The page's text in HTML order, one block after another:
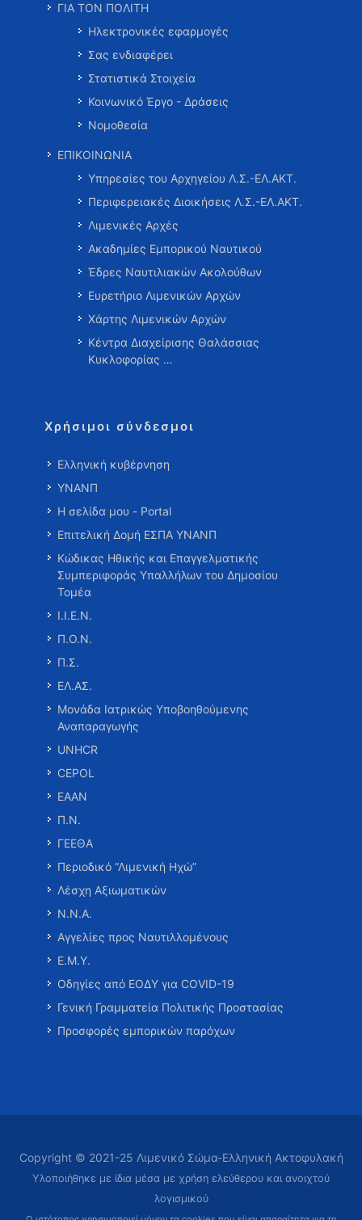
ΓΙΑ ΤΟΝ ΠΟΛΙΤΗ
Ηλεκτρονικές εφαρμογές
Σας ενδιαφέρει
Στατιστικά Στοιχεία
Κοινωνικό Έργο - Δράσεις
Νομοθεσία
ΕΠΙΚΟΙΝΩΝΙΑ
Υπηρεσίες του Αρχηγείου Λ.Σ.-ΕΛ.ΑΚΤ.
Περιφερειακές Διοικήσεις Λ.Σ.-ΕΛ.ΑΚΤ.
Λιμενικές Αρχές
Ακαδημίες Εμπορικού Ναυτικού
Έδρες Ναυτιλιακών Ακολούθων
Ευρετήριο Λιμενικών Αρχών
Χάρτης Λιμενικών Αρχών
Κέντρα Διαχείρισης Θαλάσσιας
Κυκλοφορίας …
Χρήσιμοι σύνδεσμοι
Ελληνική κυβέρνηση
ΥΝΑΝΠ
Η σελίδα μου - Portal
Επιτελική Δομή ΕΣΠΑ ΥΝΑΝΠ
Κώδικας Ηθικής και Επαγγελματικής
Συμπεριφοράς Υπαλλήλων του Δημοσίου
Τομέα
Ι.Ι.Ε.Ν.
Π.Ο.Ν.
Π.Σ.
ΕΛ.ΑΣ.
Μονάδα Ιατρικώς Υποβοηθούμενης
Αναπαραγωγής
UNHCR
CEPOL
ΕΑΑΝ
Π.Ν.
ΓΕΕΘΑ
Περιοδικό “Λιμενική Ηχώ”
Λέσχη Αξιωματικών
Ν.Ν.Α.
Αγγελίες προς Ναυτιλλομένους
Ε.Μ.Υ.
Οδηγίες από ΕΟΔΥ για COVID-19
Γενική Γραμματεία Πολιτικής Προστασίας
Προσφορές εμπορικών παρόχων
Copyright © 2021-25 Λιμενικό Σώμα-Ελληνική Ακτοφυλακή
Υλοποιήθηκε με ίδια μέσα με χρήση ελεύθερου και ανοιχτού
λογισμικού